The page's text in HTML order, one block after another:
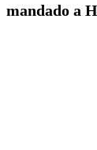
mandado a